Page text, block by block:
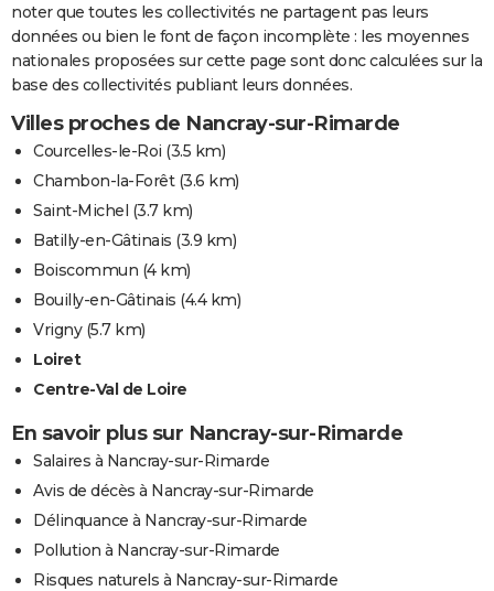
noter que toutes les collectivités ne partagent pas leurs
données ou bien le font de façon incomplète : les moyennes
nationales proposées sur cette page sont donc calculées sur la
base des collectivités publiant leurs données.
Villes proches de Nancray-sur-Rimarde
Courcelles-le-Roi (3.5 km)
Chambon-la-Forêt(3.6 km)
Saint-Michel (3.7 km)
Batilly-en-Gâtinais (3.9 km)
Boiscommun (4 km)
Bouilly-en-Gâtinais (4.4 km)
Vrigny(5.7 km)
Loiret
Centre-Val de Loire
En savoir plus sur Nancray-sur-Rimarde
Salaires à Nancray-sur-Rimarde
Avis de décès à Nancray-sur-Rimarde
Délinquance à Nancray-sur-Rimarde
Pollution à Nancray-sur-Rimarde
Risques naturels à Nancray-sur-Rimarde